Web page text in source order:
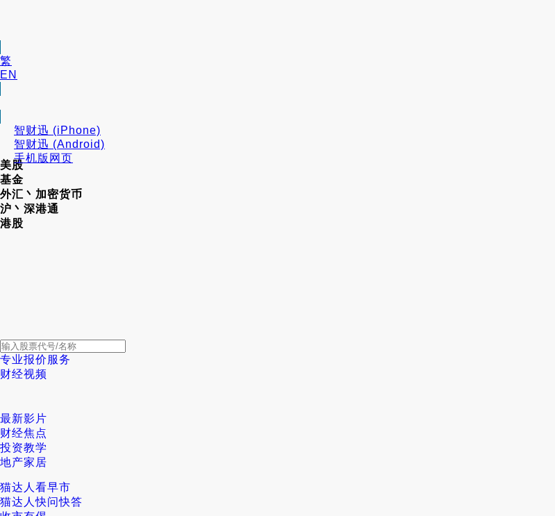
繁
EN
智财迅 (iPhone)
智财迅 (Android)
手机版网页
美股
基金
外汇丶加密货币
沪丶深港通
港股
专业报价服务
财经视频
最新影片
财经焦点
投资教学
地产家居
猫达人看早市
猫达人快问快答